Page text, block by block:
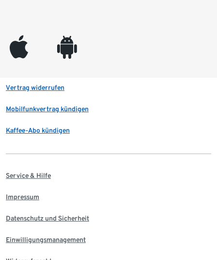
appleinc android
Vertrag widerrufen
Mobilfunkvertrag kündigen
Kaffee-Abo kündigen
Service & Hilfe
Impressum
Datenschutz und Sicherheit
Einwilligungsmanagement